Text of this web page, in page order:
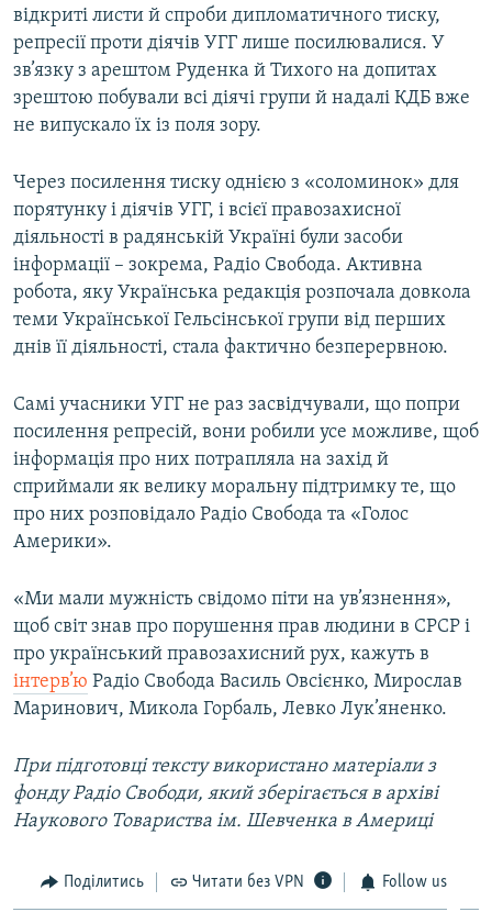
відкриті листи й спроби дипломатичного тиску,
репресії проти діячів УГГ лише посилювалися. У
зв’язку з арештом Руденка й Тихого на допитах
зрештою побували всі діячі групи й надалі КДБ вже
не випускало їх із поля зору.
Через посилення тиску однією з «соломинок» для
порятунку і діячів УГГ, і всієї правозахисної
діяльності в радянській Україні були засоби
інформації – зокрема, Радіо Свобода. Активна
робота, яку Українська редакція розпочала довкола
теми Української Гельсінської групи від перших
днів її діяльності, стала фактично безперервною.
Самі учасники УГГ не раз засвідчували, що попри
посилення репресій, вони робили усе можливе, щоб
інформація про них потрапляла на захід й
сприймали як велику моральну підтримку те, що
про них розповідало Радіо Свобода та «Голос
Америки».
«Ми мали мужність свідомо піти на ув’язнення»,
щоб світ знав про порушення прав людини в СРСР і
про український правозахисний рух, кажуть в
інтерв’ю Радіо Свобода Василь Овсієнко, Мирослав
Маринович, Микола Горбаль, Левко Лук’яненко.
При підготовці тексту використано матеріали з
фонду Радіо Свободи, який зберігається в архіві
Наукового Товариства ім. Шевченка в Америці
Поділитись Читати без VPN Follow us